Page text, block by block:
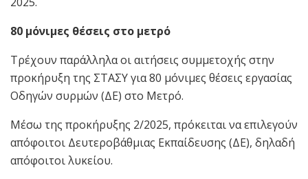
80 μόνιμες θέσεις στο μετρό
Τρέχουν παράλληλα οι αιτήσεις συμμετοχής στην
προκήρυξη της ΣΤΑΣΥ για 80 μόνιμες θέσεις εργασίας
Οδηγών συρμών (ΔΕ) στο Μετρό.
Μέσω της προκήρυξης 2/2025, πρόκειται να επιλεγούν
απόφοιτοι Δευτεροβάθμιας Εκπαίδευσης (ΔΕ), δηλαδή
απόφοιτοι λυκείου.